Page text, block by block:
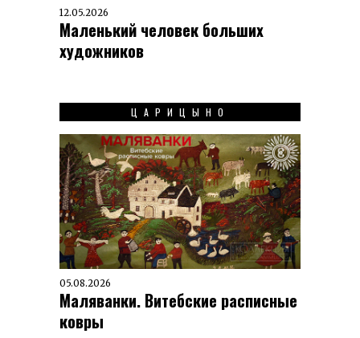
12.05.2026
Маленький человек больших
художников
ЦАРИЦЫНО
05.08.2026
Маляванки. Витебские расписные
ковры